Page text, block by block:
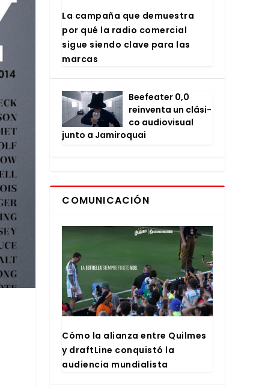
La cam­pa­ña que demues­tra
por qué la radio comer­cial
sigue sien­do cla­ve para las
mar­cas
Bee­fea­ter 0,0
rein­ven­ta un clá­si­
co audio­vi­sual
jun­to a Jami­ro­quai
COMUNICACIÓN
Cómo la alian­za entre Quil­mes
y draftLi­ne con­quis­tó la
audien­cia mun­dia­lis­ta